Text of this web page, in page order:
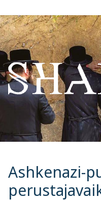
Hyppää
sisältöön
Ashkenazi-